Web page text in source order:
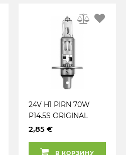
24V H1 PIRN 70W
P14.5S ORIGINAL
OSRAM
2,85 €
В КОРЗИНУ